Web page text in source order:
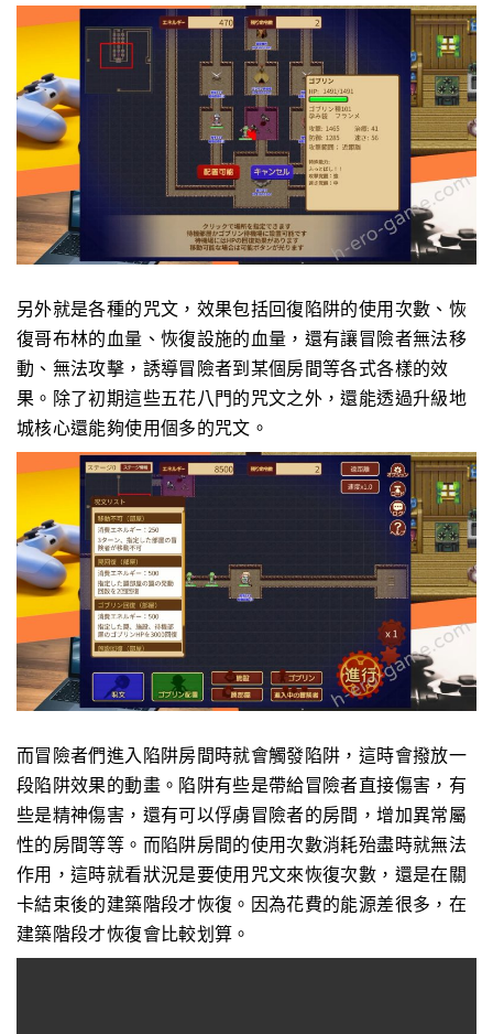
另外就是各種的咒文，效果包括回復陷阱的使用次數、恢
復哥布林的血量、恢復設施的血量，還有讓冒險者無法移
動、無法攻擊，誘導冒險者到某個房間等各式各樣的效
果。除了初期這些五花八門的咒文之外，還能透過升級地
城核心還能夠使用個多的咒文。
而冒險者們進入陷阱房間時就會觸發陷阱，這時會撥放一
段陷阱效果的動畫。陷阱有些是帶給冒險者直接傷害，有
些是精神傷害，還有可以俘虜冒險者的房間，增加異常屬
性的房間等等。而陷阱房間的使用次數消耗殆盡時就無法
作用，這時就看狀況是要使用咒文來恢復次數，還是在關
卡結束後的建築階段才恢復。因為花費的能源差很多，在
建築階段才恢復會比較划算。